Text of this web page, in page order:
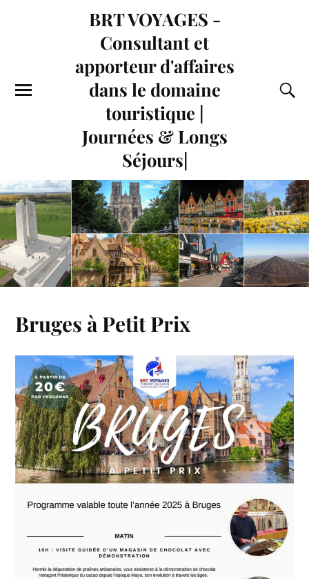
BRT VOYAGES -
Consultant et
apporteur d'affaires
dans le domaine
touristique |
Journées & Longs
Séjours|
Bruges à Petit Prix